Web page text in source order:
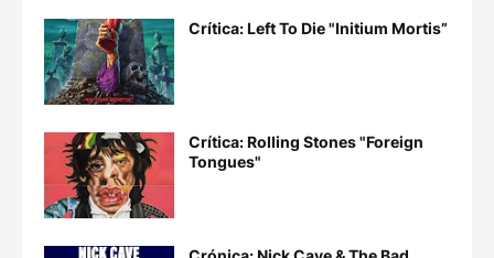
Crítica: Left To Die "Initium Mortis”
Crítica: Rolling Stones "Foreign
Tongues"